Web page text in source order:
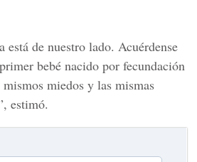
está de nuestro lado. Acuérdense
bebé nacido por fecundación
miedos y las mismas
estimó.